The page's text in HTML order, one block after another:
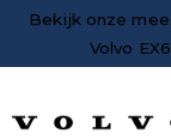
Bekijk onze
Volvo